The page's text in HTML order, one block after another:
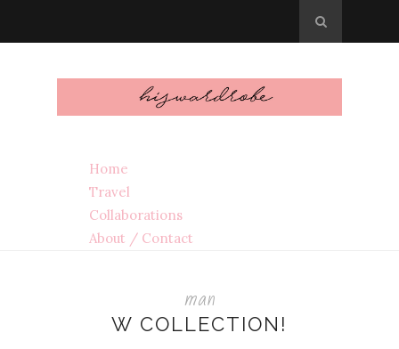
Home
Travel
Collaborations
About / Contact
man
W COLLECTION!